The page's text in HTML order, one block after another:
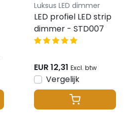
Luksus LED dimmer
LED profiel LED strip
dimmer - STD007
EUR 12,31 Excl. btw
Vergelijk